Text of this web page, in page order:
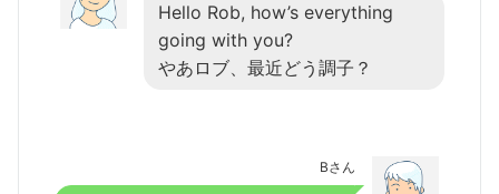
Hello Rob, how’s everything
going with you?
やあロブ、最近どう調子？
Bさん